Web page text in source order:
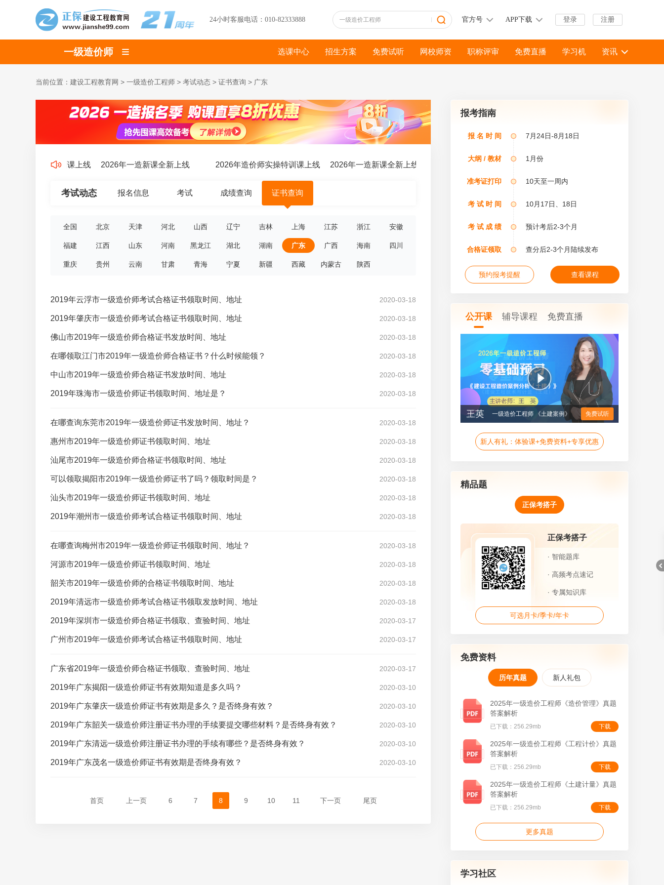
24小时客服电话：010-82333888 登录 注册
官方号 APP下载
一级造价师 选课中心 招生方案 免费试听 网校师资 职称评审 免费直播 学习机 资讯
当前位置： 建设工程教育网 > 一级造价工程师 > 考试动态 > 证书查询 > 广东
造价师实操特训课上线 2026年一造新课全新上线 2026年造价师实操特训课上线 2026年一造新课全新上线
考试动态 报名信息 考试 成绩查询 证书查询
全国 北京 天津 河北 山西 辽宁 吉林 上海 江苏 浙江 安徽
福建 江西 山东 河南 黑龙江 湖北 湖南 广东 广西 海南 四川
重庆 贵州 云南 甘肃 青海 宁夏 新疆 西藏 内蒙古 陕西
2019年云浮市一级造价师考试合格证书领取时间、地址 2020-03-18
2019年肇庆市一级造价师考试合格证书领取时间、地址 2020-03-18
佛山市2019年一级造价师合格证书发放时间、地址 2020-03-18
在哪领取江门市2019年一级造价师合格证书？什么时候能领？ 2020-03-18
中山市2019年一级造价师合格证书发放时间、地址 2020-03-18
2019年珠海市一级造价师证书领取时间、地址是？ 2020-03-18
在哪查询东莞市2019年一级造价师证书发放时间、地址？ 2020-03-18
惠州市2019年一级造价师证书领取时间、地址 2020-03-18
汕尾市2019年一级造价师合格证书领取时间、地址 2020-03-18
可以领取揭阳市2019年一级造价师证书了吗？领取时间是？ 2020-03-18
汕头市2019年一级造价师证书领取时间、地址 2020-03-18
2019年潮州市一级造价师考试合格证书领取时间、地址 2020-03-18
在哪查询梅州市2019年一级造价师证书领取时间、地址？ 2020-03-18
河源市2019年一级造价师证书领取时间、地址 2020-03-18
韶关市2019年一级造价师的合格证书领取时间、地址 2020-03-18
2019年清远市一级造价师考试合格证书领取发放时间、地址 2020-03-18
2019年深圳市一级造价师合格证书领取、查验时间、地址 2020-03-17
广州市2019年一级造价师考试合格证书领取时间、地址 2020-03-17
广东省2019年一级造价师合格证书领取、查验时间、地址 2020-03-17
2019年广东揭阳一级造价师证书有效期知道是多久吗？ 2020-03-10
2019年广东肇庆一级造价师证书有效期是多久？是否终身有效？ 2020-03-10
2019年广东韶关一级造价师注册证书办理的手续要提交哪些材料？是否终身有效？ 2020-03-10
2019年广东清远一级造价师注册证书办理的手续有哪些？是否终身有效？ 2020-03-10
2019年广东茂名一级造价师证书有效期是否终身有效？ 2020-03-10
首页 上一页 6 7 8 9 10 11 下一页 尾页
报考指南
报 名 时 间 7月24日-8月18日
大纲 / 教材 1月份
准考证打印 10天至一周内
考 试 时 间 10月17日、18日
考 试 成 绩 预计考后2-3个月
合格证领取 查分后2-3个月陆续发布
预约报考提醒 查看课程
公开课 辅导课程 免费直播
孙琦 一级造价工程师 《土建计量》 免费试听
新人有礼：体验课+免费资料+专享优惠
精品题
正保考搭子
正保考搭子
· 智能题库
· 高频考点速记
· 专属知识库
可选月卡/季卡/年卡
免费资料
历年真题 新人礼包
2025年一级造价工程师《造价管理》真题
答案解析
已下载：256.29mb 下载
2025年一级造价工程师《工程计价》真题
答案解析
已下载：256.29mb 下载
2025年一级造价工程师《土建计量》真题
答案解析
已下载：256.29mb 下载
更多真题
学习社区